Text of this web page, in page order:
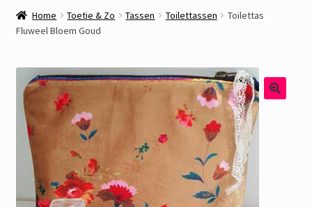
naar
navigatie
de
inhoud
Welkom
Winkelmand
Afrekenen
Over Toetie & Zo
Gastenboek
Home Toetie & Zo Tassen Toilettassen
Toilettas
Fluweel Bloem Goud